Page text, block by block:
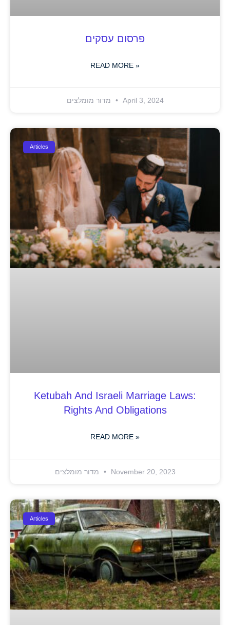
פרסום עסקים
READ MORE »
April 3, 2024
Articles
Ketubah And Israeli Marriage Laws:
Rights And Obligations
READ MORE »
November 20, 2023
Articles